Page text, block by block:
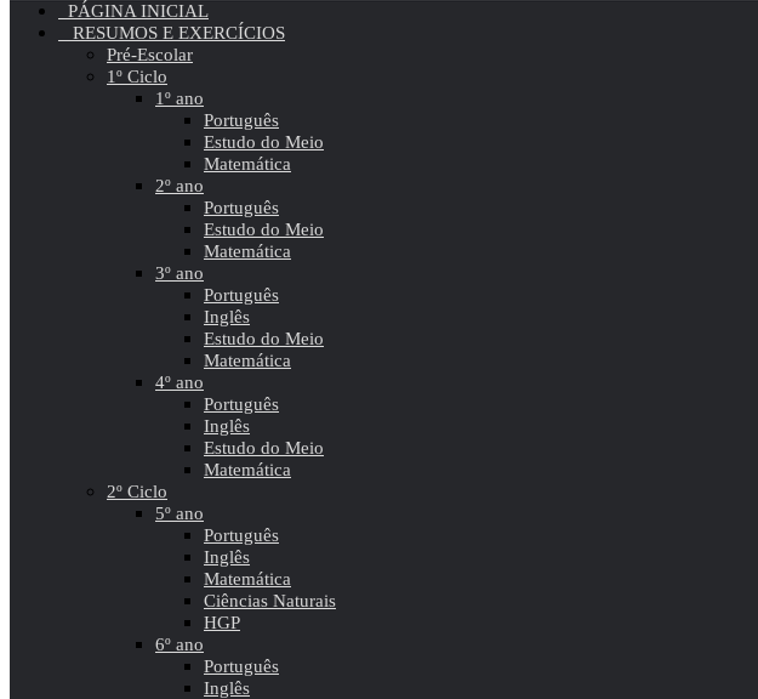
PÁGINA INICIAL
RESUMOS E EXERCÍCIOS
Pré-Escolar
1º Ciclo
1º ano
Português
Estudo do Meio
Matemática
2º ano
Português
Estudo do Meio
Matemática
3º ano
Português
Inglês
Estudo do Meio
Matemática
4º ano
Português
Inglês
Estudo do Meio
Matemática
2º Ciclo
5º ano
Português
Inglês
Matemática
Ciências Naturais
HGP
6º ano
Português
Inglês